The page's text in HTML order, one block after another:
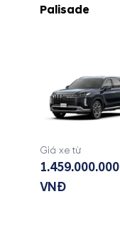
Palisade
Giá xe từ
1.459.000.000
VNĐ